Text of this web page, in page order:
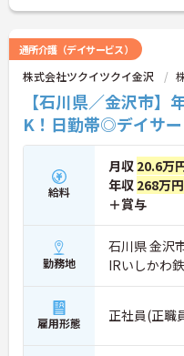
の子育て支援制度を整備し
る環境が大きな魅力です。
ズに応えるカスタムメイド
にとって欠かせない存在と
とが見込まれており、長期
リアを築いていただける法
★こんな方におススメ★
＜ご家族やご友人との時間
たい方＞ 夜勤なしの日勤帯
業時間が非常に少ないため
すい環境です。また、入社
暇が付与されるため、ご自
先しながらご勤務いただけま
＜ライフステージが変化し
妊娠中の特別休暇や最長3
育手当など、国内最高水準
ます。ご結婚や子育てとい
社の手厚いサポートを受け
通所介護（デイサービス）
株式会社ツクイツクイ金沢
【石川県／金沢市
K！日勤帯◎デイサ
給料
月収 20.6万
年収 268万
＋賞与
勤務地
石川県 金沢
IRいしかわ
雇用形態 正社員(正職